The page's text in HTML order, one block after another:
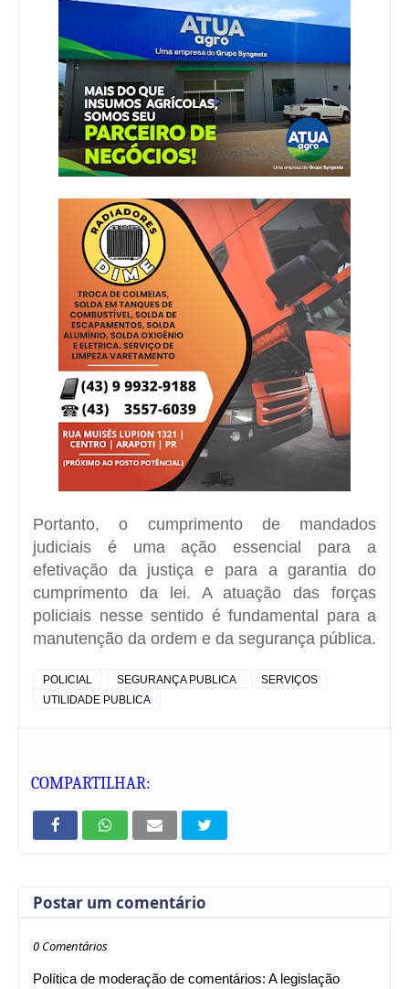
Portanto, o cumprimento de mandados
judiciais é uma ação essencial para a
efetivação da justiça e para a garantia do
cumprimento da lei. A atuação das forças
policiais nesse sentido é fundamental para a
manutenção da ordem e da segurança pública.
POLICIAL SEGURANÇA PUBLICA
SERVIÇOS
UTILIDADE PUBLICA
COMPARTILHAR:
Postar um comentário
0 Comentários
Política de moderação de comentários: A legislação